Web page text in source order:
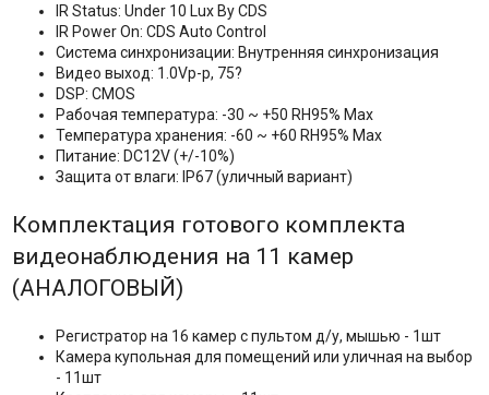
IR Status: Under 10 Lux By CDS
IR Power On: CDS Auto Control
Система синхронизации: Внутренняя синхронизация
Видео выход: 1.0Vp-p, 75?
DSP: CMOS
Рабочая температура: -30 ~ +50 RH95% Max
Температура хранения: -60 ~ +60 RH95% Max
Питание: DC12V (+/-10%)
Защита от влаги: IP67 (уличный вариант)
Комплектация готового комплекта
видеонаблюдения на 11 камер
(АНАЛОГОВЫЙ)
Регистратор на 16 камер с пультом д/у, мышью - 1шт
Камера купольная для помещений или уличная на выбор
- 11шт